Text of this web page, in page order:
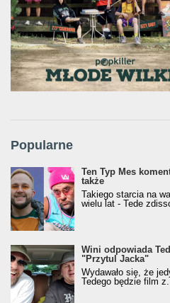
Popularne
Ten Typ Mes
także
Takiego starcia na
wielu lat - Tede
Wini odpowiada
"Przytul Jacka"
Wydawało się, że
Tedego będzie film